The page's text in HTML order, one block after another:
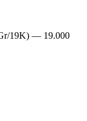
19K) — 19.000